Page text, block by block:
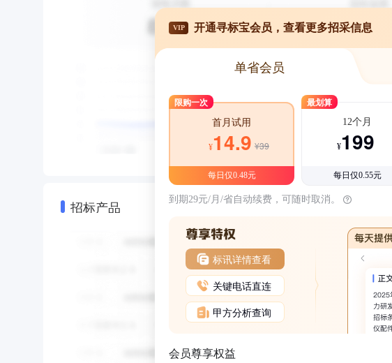
招标产品
VIP 开通寻标宝会员，查看更多招采信息
单省会员
限购一次
首月试用
¥14.9 ¥39
每日仅0.48元
最划算
12个月
¥199
每日仅0.55元
到期29元/月/省自动续费，可随时取消。
标讯详情查看
关键电话直连
甲方分析查询
会员尊享权益